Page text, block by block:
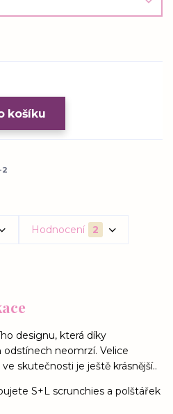
košíku
2
Hodnocení 2
designu, která díky
neomrzí. Velice
skutečnosti je ještě krásnější..
S+L scrunchies a polštářek